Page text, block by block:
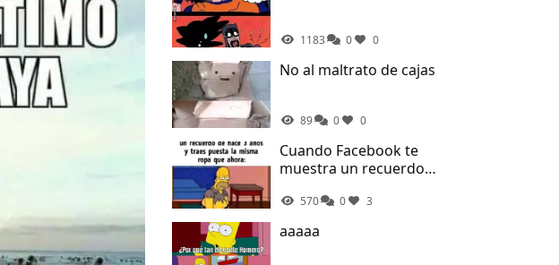
1183 0 0
No al maltrato de cajas
89 0 0
Cuando Facebook te
muestra un recuerdo
la misma ropa que
570 0 3
aaaaa